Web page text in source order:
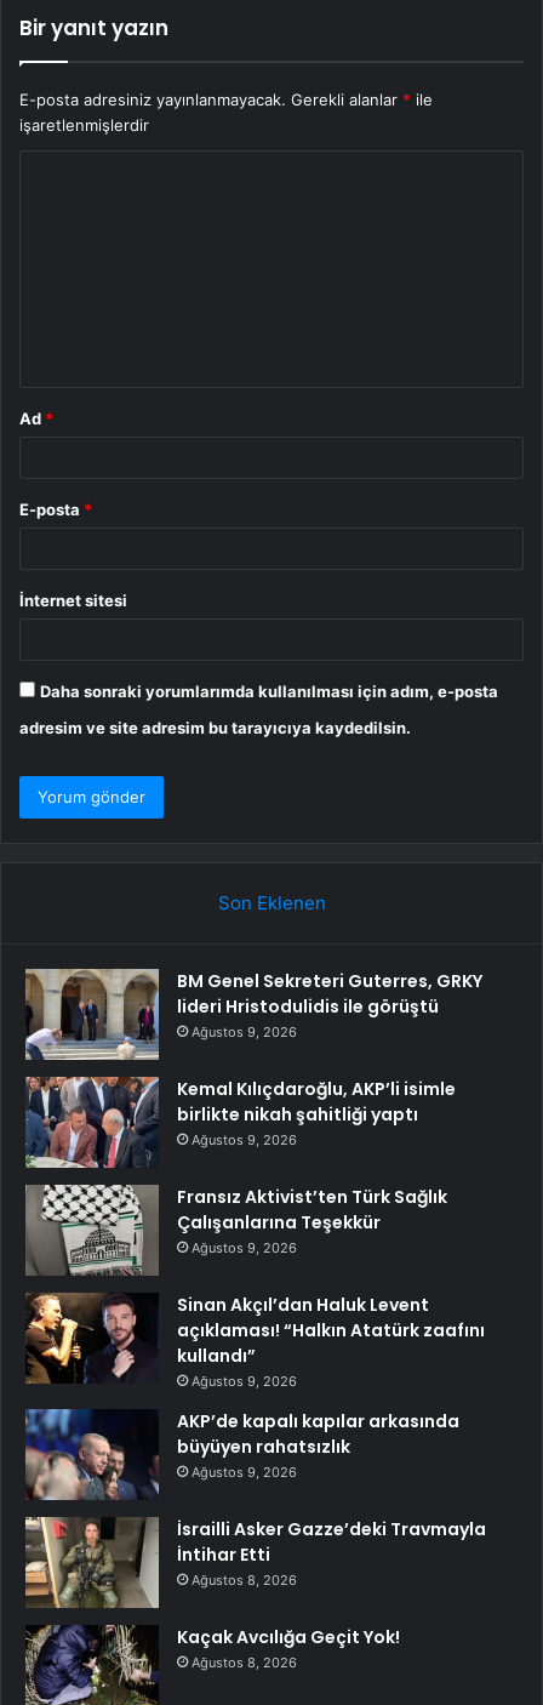
Bir yanıt yazın
E-posta adresiniz yayınlanmayacak. Gerekli alanlar * ile
işaretlenmişlerdir
Ad *
E-posta *
İnternet sitesi
Daha sonraki yorumlarımda kullanılması için adım, e-posta
adresim ve site adresim bu tarayıcıya kaydedilsin.
Son Eklenen
BM Genel Sekreteri Guterres, GRKY
lideri Hristodulidis ile görüştü
Ağustos 9, 2026
Kemal Kılıçdaroğlu, AKP’li isimle
birlikte nikah şahitliği yaptı
Ağustos 9, 2026
Fransız Aktivist’ten Türk Sağlık
Çalışanlarına Teşekkür
Ağustos 9, 2026
Sinan Akçıl’dan Haluk Levent
açıklaması! “Halkın Atatürk zaafını
kullandı”
Ağustos 9, 2026
AKP’de kapalı kapılar arkasında
büyüyen rahatsızlık
Ağustos 9, 2026
İsrailli Asker Gazze’deki Travmayla
İntihar Etti
Ağustos 8, 2026
Kaçak Avcılığa Geçit Yok!
Ağustos 8, 2026